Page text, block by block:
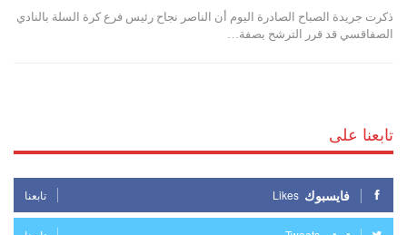
ذكرت جريدة الصباح الصادرة اليوم أن الناصر نجاح رئيس فرع كرة السلة بالنادي
الصفاقسي قد قرر الترشح بصفة…
تابعنا على
فايسبوك Likes تابعنا